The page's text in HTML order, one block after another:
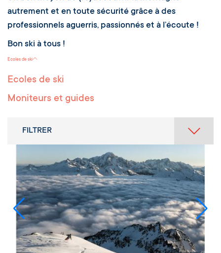
autrement et en toute sécurité grâce à des
professionnels aguerris, passionnés et à l’écoute !
Bon ski à tous !
Ecoles de ski
Ecoles de ski
Moniteurs et guides
FILTRER